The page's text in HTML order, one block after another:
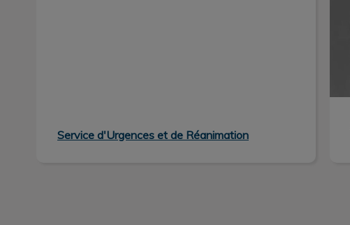
Service d'Urgences et de Réanimation